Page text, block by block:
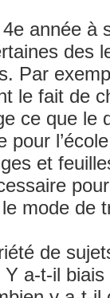
année à
des
Par
le fait de
ce que le
pour
et
mode de
de
a-t-il